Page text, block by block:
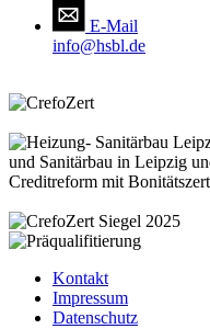
E-Mail
info@hsbl.de
Kontakt
Impressum
Datenschutz